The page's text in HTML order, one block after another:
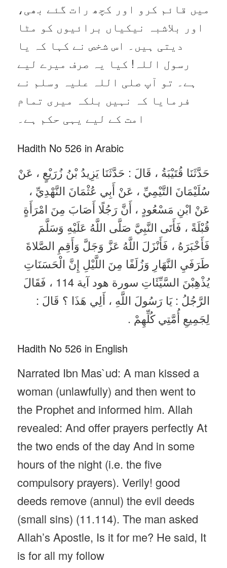
میں قائم کرو اور کچھ رات گئے بھی،
اور بلاشبہ نیکیاں برائیوں کو مٹا
دیتی ہیں۔ اس شخص نے کہا کہ یا
رسول اللہ! کیا یہ صرف میرے لیے
ہے۔ تو آپ صلی اللہ علیہ وسلم نے
فرمایا کہ نہیں بلکہ میری تمام
امت کے لیے یہی حکم ہے۔
Hadith No 526 in Arabic
حَدَّثَنَا قُتَيْبَةُ ، قَالَ : حَدَّثَنَا يَزِيدُ بْنُ زُرَيْعٍ ، عَنْ
سُلَيْمَانَ التَّيْمِيِّ ، عَنْ أَبِي عُثْمَانَ النَّهْدِيِّ ،
عَنْ ابْنِ مَسْعُودٍ ، أَنَّ رَجُلًا أَصَابَ مِنَ امْرَأَةٍ
قُبْلَةً ، فَأَتَى النَّبِيَّ صَلَّى اللَّهُ عَلَيْهِ وَسَلَّمَ
فَأَخْبَرَهُ ، فَأَنْزَلَ اللَّهُ عَزَّ وَجَلَّ وَأَقِمِ الصَّلاةَ
طَرَفَيِ النَّهَارِ وَزُلَفًا مِنَ اللَّيْلِ إِنَّ الْحَسَنَاتِ
يُذْهِبْنَ السَّيِّئَاتِ سورة هود آية 114 ، فَقَالَ
الرَّجُلُ : يَا رَسُولَ اللَّهِ ، أَلِي هَذَا ؟ قَالَ :
لِجَمِيعِ أُمَّتِي كُلِّهِمْ .
Hadith No 526 in English
Narrated Ibn Mas`ud: A man kissed a
woman (unlawfully) and then went to
the Prophet and informed him. Allah
revealed: And offer prayers perfectly At
the two ends of the day And in some
hours of the night (i.e. the five
compulsory prayers). Verily! good
deeds remove (annul) the evil deeds
(small sins) (11.114). The man asked
Allah’s Apostle, Is it for me? He said, It
is for all my follow